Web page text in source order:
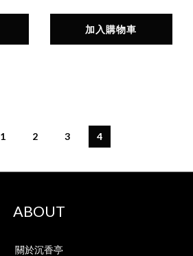
加入購物車
1 2 3 4
ABOUT
關於沉香亭